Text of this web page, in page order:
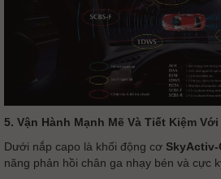
5. Vận Hành Mạnh Mẽ Và Tiết Kiệm
Dưới nắp capo là khối động cơ SkyActiv-
năng phản hồi chân ga nhạy bén và cực